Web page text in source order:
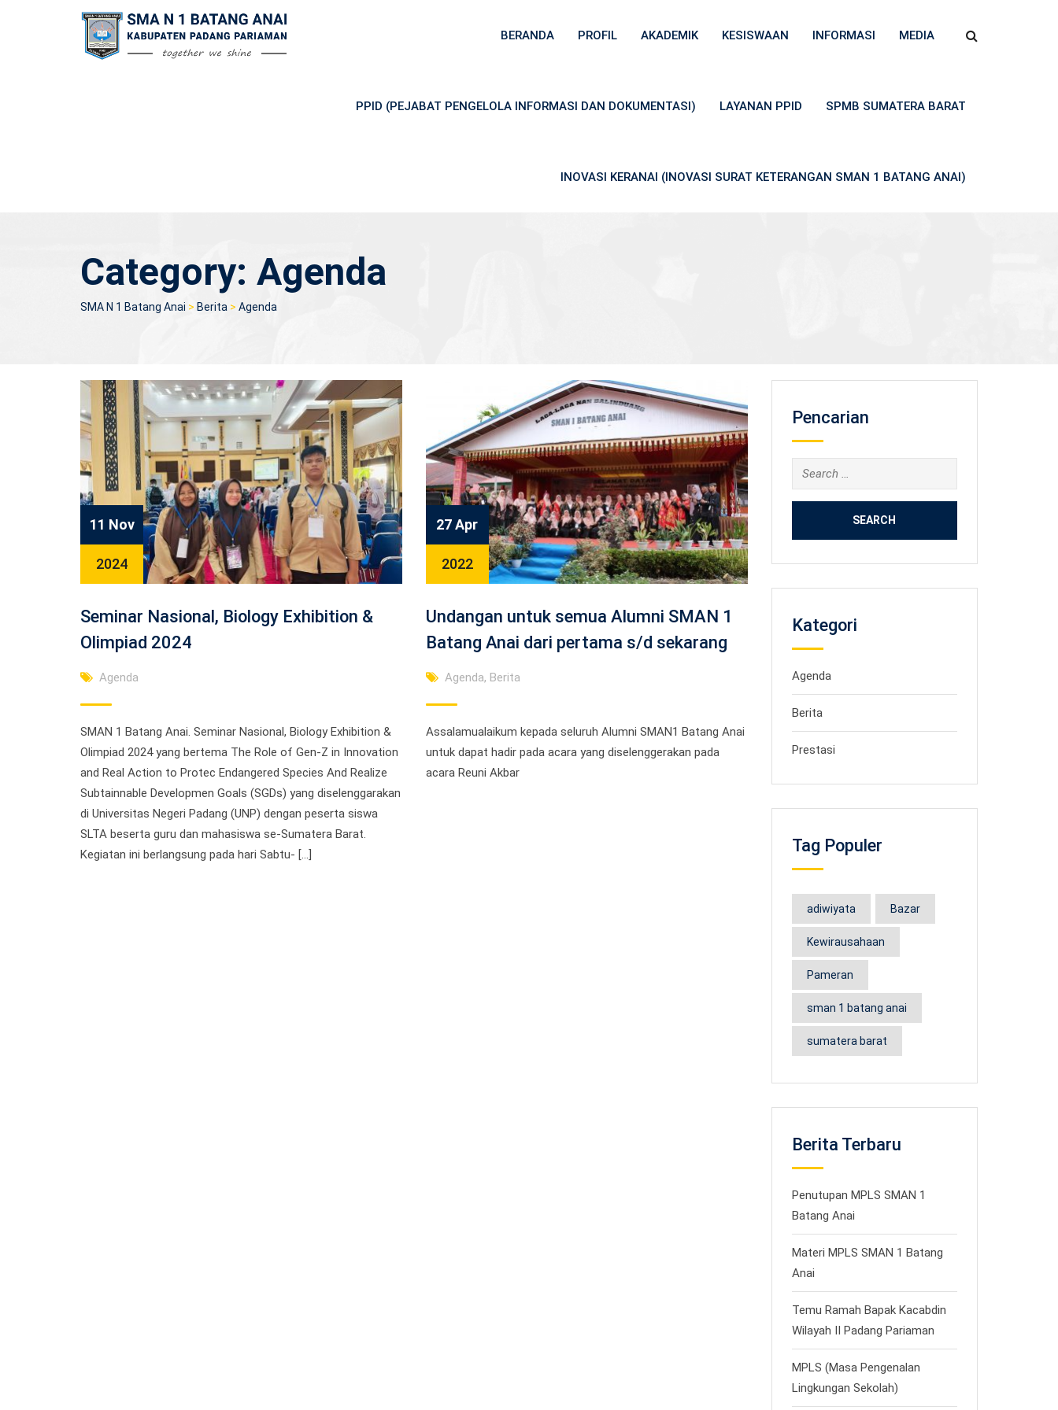
BERANDA PROFIL AKADEMIK KESISWAAN INFORMASI MEDIA
PPID (PEJABAT PENGELOLA INFORMASI DAN DOKUMENTASI) LAYANAN PPID SPMB SUMATERA BARAT
INOVASI KERANAI (INOVASI SURAT KETERANGAN SMAN 1 BATANG ANAI)
Category: Agenda
SMA N 1 Batang Anai > Berita > Agenda
11 Nov
2024
Seminar Nasional, Biology Exhibition &
Olimpiad 2024
Agenda
SMAN 1 Batang Anai. Seminar Nasional, Biology Exhibition &
Olimpiad 2024 yang bertema The Role of Gen-Z in Innovation
and Real Action to Protec Endangered Species And Realize
Subtainnable Developmen Goals (SGDs) yang diselenggarakan
di Universitas Negeri Padang (UNP) dengan peserta siswa
SLTA beserta guru dan mahasiswa se-Sumatera Barat.
Kegiatan ini berlangsung pada hari Sabtu- […]
27 Apr
2022
Undangan untuk semua Alumni SMAN 1
Batang Anai dari pertama s/d sekarang
Agenda, Berita
Assalamualaikum kepada seluruh Alumni SMAN1 Batang Anai
untuk dapat hadir pada acara yang diselenggerakan pada
acara Reuni Akbar
Pencarian
Search
for:
Kategori
Agenda
Berita
Prestasi
Tag Populer
adiwiyata Bazar
Kewirausahaan
Pameran
sman 1 batang anai
sumatera barat
Berita Terbaru
Penutupan MPLS SMAN 1
Batang Anai
Materi MPLS SMAN 1 Batang
Anai
Temu Ramah Bapak Kacabdin
Wilayah II Padang Pariaman
MPLS (Masa Pengenalan
Lingkungan Sekolah)